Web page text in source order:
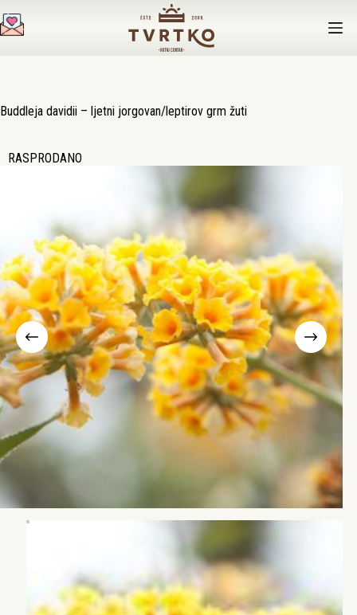
na
sadržaj
Buddleja davidii – ljetni jorgovan/leptirov grm žuti
RASPRODANO